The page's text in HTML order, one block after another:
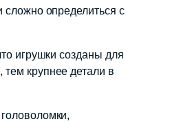
сложно определиться с
игрушки созданы для
крупнее детали в